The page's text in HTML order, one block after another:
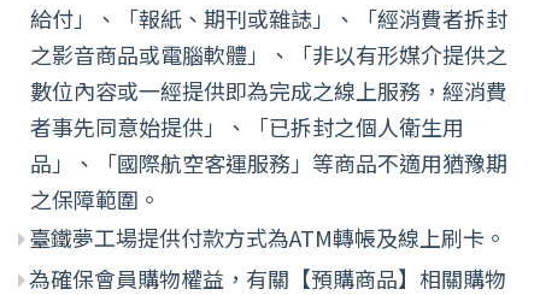
給付」、「報紙、期刊或雜誌」、「經消費者拆封
之影音商品或電腦軟體」、「非以有形媒介提供之
數位內容或一經提供即為完成之線上服務，經消費
者事先同意始提供」、「已拆封之個人衛生用
品」、「國際航空客運服務」等商品不適用猶豫期
之保障範圍。
臺鐵夢工場提供付款方式為ATM轉帳及線上刷卡。
為確保會員購物權益，有關【預購商品】相關購物